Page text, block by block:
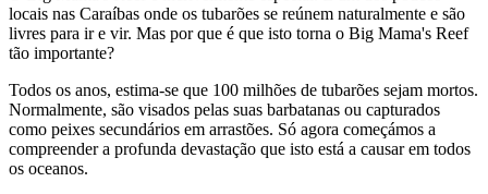
locais nas Caraíbas onde os tubarões se reúnem naturalmente e são
livres para ir e vir. Mas por que é que isto torna o Big Mama's Reef
tão importante?
Todos os anos, estima-se que 100 milhões de tubarões sejam mortos.
Normalmente, são visados pelas suas barbatanas ou capturados
como peixes secundários em arrastões. Só agora começámos a
compreender a profunda devastação que isto está a causar em todos
os oceanos.